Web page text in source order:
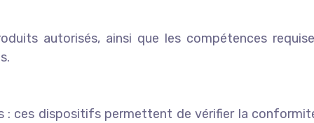
autorisés, ainsi que les compétences
: ces dispositifs permettent de vérifier la